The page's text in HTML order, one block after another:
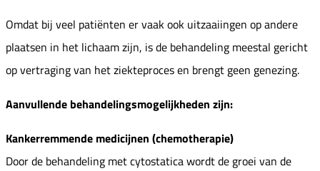
Omdat bij veel patiënten er vaak ook uitzaaiingen op andere
plaatsen in het lichaam zijn, is de behandeling meestal gericht
op vertraging van het ziekteproces en brengt geen genezing.
Aanvullende behandelingsmogelijkheden zijn:
Kankerremmende medicijnen (chemotherapie)
Door de behandeling met cytostatica wordt de groei van de